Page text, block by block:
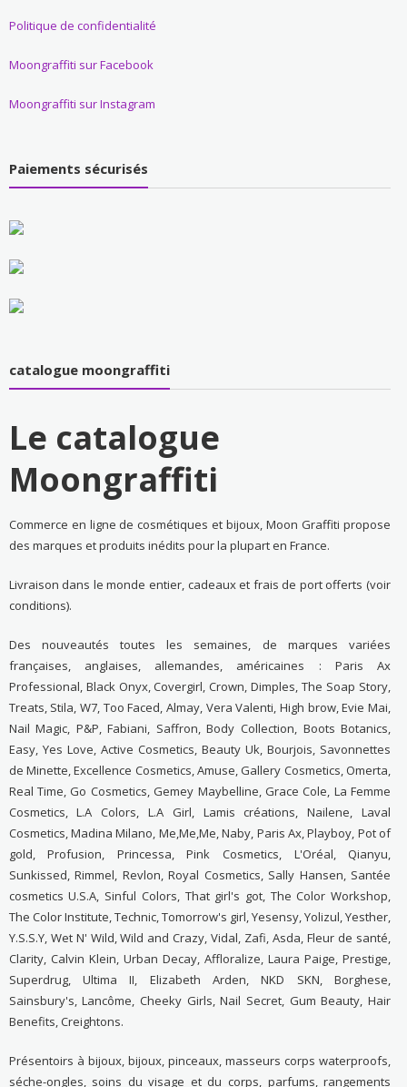
Politique de confidentialité
Moongraffiti sur Facebook
Moongraffiti sur Instagram
Paiements sécurisés
catalogue moongraffiti
Le catalogue
Moongraffiti
Commerce en ligne de cosmétiques et bijoux, Moon Graffiti propose
des marques et produits inédits pour la plupart en France.
Livraison dans le monde entier, cadeaux et frais de port offerts (voir
conditions).
Des nouveautés toutes les semaines, de marques variées
françaises, anglaises, allemandes, américaines : Paris Ax
Professional, Black Onyx, Covergirl, Crown, Dimples, The Soap Story,
Treats, Stila, W7, Too Faced, Almay, Vera Valenti, High brow, Evie Mai,
Nail Magic, P&P, Fabiani, Saffron, Body Collection, Boots Botanics,
Easy, Yes Love, Active Cosmetics, Beauty Uk, Bourjois, Savonnettes
de Minette, Excellence Cosmetics, Amuse, Gallery Cosmetics, Omerta,
Real Time, Go Cosmetics, Gemey Maybelline, Grace Cole, La Femme
Cosmetics, L.A Colors, L.A Girl, Lamis créations, Nailene, Laval
Cosmetics, Madina Milano, Me,Me,Me, Naby, Paris Ax, Playboy, Pot of
gold, Profusion, Princessa, Pink Cosmetics, L'Oréal, Qianyu,
Sunkissed, Rimmel, Revlon, Royal Cosmetics, Sally Hansen, Santée
cosmetics U.S.A, Sinful Colors, That girl's got, The Color Workshop,
The Color Institute, Technic, Tomorrow's girl, Yesensy, Yolizul, Yesther,
Y.S.S.Y, Wet N' Wild, Wild and Crazy, Vidal, Zafi, Asda, Fleur de santé,
Clarity, Calvin Klein, Urban Decay, Affloralize, Laura Paige, Prestige,
Superdrug, Ultima II, Elizabeth Arden, NKD SKN, Borghese,
Sainsbury's, Lancôme, Cheeky Girls, Nail Secret, Gum Beauty, Hair
Benefits, Creightons.
Présentoirs à bijoux, bijoux, pinceaux, masseurs corps waterproofs,
séche-ongles, soins du visage et du corps, parfums, rangements